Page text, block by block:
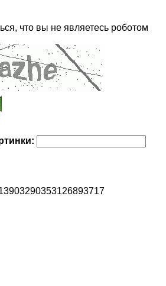
что вы не являетесь роботом